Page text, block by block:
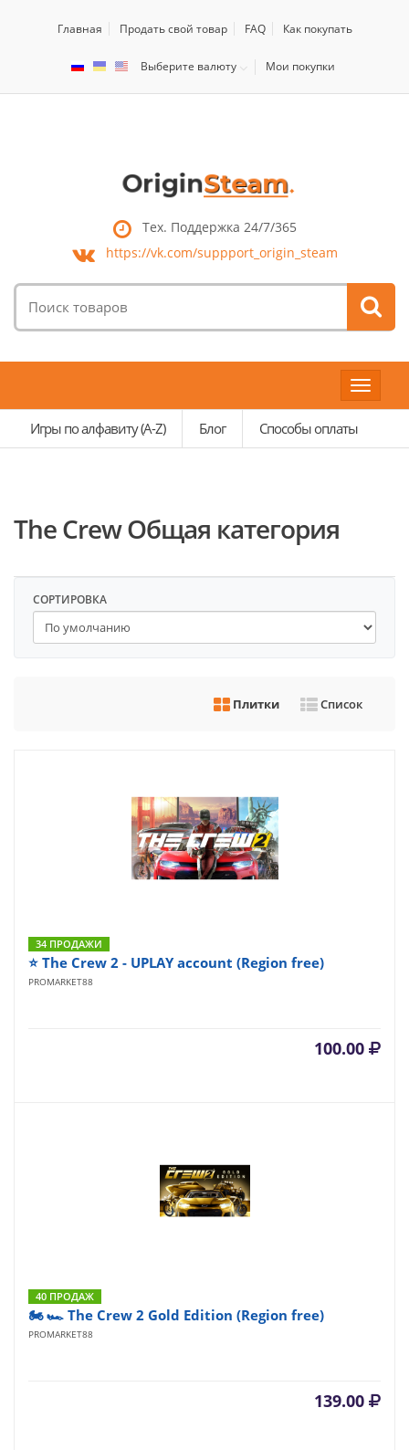
Главная Продать свой товар FAQ Как покупать
Выберите валюту Мои покупки
Тех. Поддержка 24/7/365
https://vk.com/suppport_origin_steam
товаров:
Toggle
Игры по алфавиту (A-Z)
Блог Способы оплаты
The Crew Общая категория
СОРТИРОВКА
Плитки Список
34 ПРОДАЖИ
⭐️ The Crew 2 - UPLAY account (Region free)
PROMARKET88
100.00
40 ПРОДАЖ
🏍 🏎 The Crew 2 Gold Edition (Region free)
PROMARKET88
139.00